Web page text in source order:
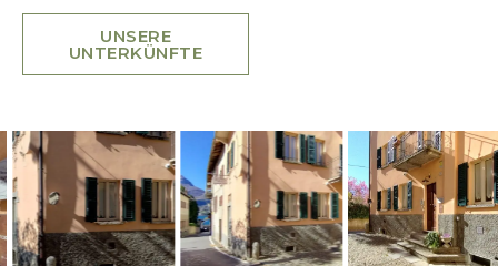
UNSERE
UNTERKÜNFTE